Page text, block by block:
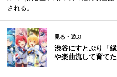
される。
見る・遊ぶ
渋谷にすとぷり「
や楽曲流して育て